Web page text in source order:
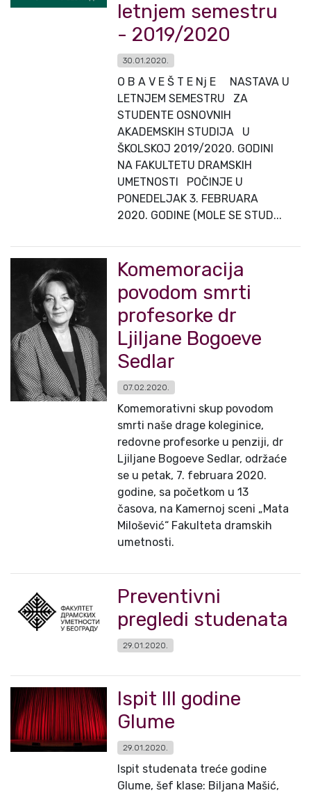
letnjem semestru
- 2019/2020
30.01.2020.
O B A V E Š T E Nj E NASTAVA U
LETNJEM SEMESTRU ZA
STUDENTE OSNOVNIH
AKADEMSKIH STUDIJA U
ŠKOLSKOJ 2019/2020. GODINI
NA FAKULTETU DRAMSKIH
UMETNOSTI POČINJE U
PONEDELJAK 3. FEBRUARA
2020. GODINE (MOLE SE STUD...
Komemoracija
povodom smrti
profesorke dr
Ljiljane Bogoeve
Sedlar
07.02.2020.
Komemorativni skup povodom
smrti naše drage koleginice,
redovne profesorke u penziji, dr
Ljiljane Bogoeve Sedlar, održaće
se u petak, 7. februara 2020.
godine, sa početkom u 13
časova, na Kamernoj sceni „Mata
Milošević“ Fakulteta dramskih
umetnosti.
Preventivni
pregledi studenata
29.01.2020.
Ispit III godine
Glume
29.01.2020.
Ispit studenata treće godine
Glume, šef klase: Biljana Mašić,